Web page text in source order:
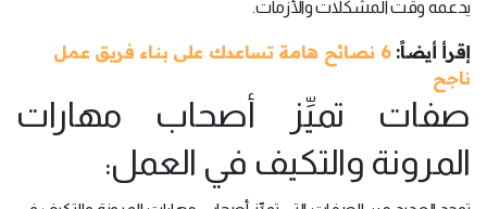
يدعمه وقت المشكلات والأزمات.
إقرأ أيضاً:
6 نصائح هامة تساعدك على بناء فريق عمل
ناجح
صفات تميِّز أصحاب مهارات
المرونة والتكيف في العمل: